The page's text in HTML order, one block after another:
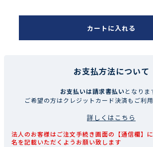
カートに入れる
お支払方法について
お支払いは請求書払いとなりま
ご希望の方はクレジットカード決済もご利用
詳しくはこちら
法人のお客様はご注文手続き画面の【通信欄】
名を記載いただくようお願い致します